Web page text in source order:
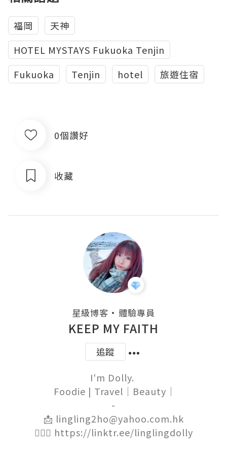
福岡
天神
HOTEL MYSTAYS Fukuoka Tenjin
Fukuoka
Tenjin hotel 旅遊住宿
0個讚好
收藏
星級博客 ・ 體驗專員
KEEP MY FAITH
追蹤
I'm Dolly.
-
📩 lingling2ho@yahoo.com.hk
🙋🏻‍♀️ https://linktr.ee/linglingdolly